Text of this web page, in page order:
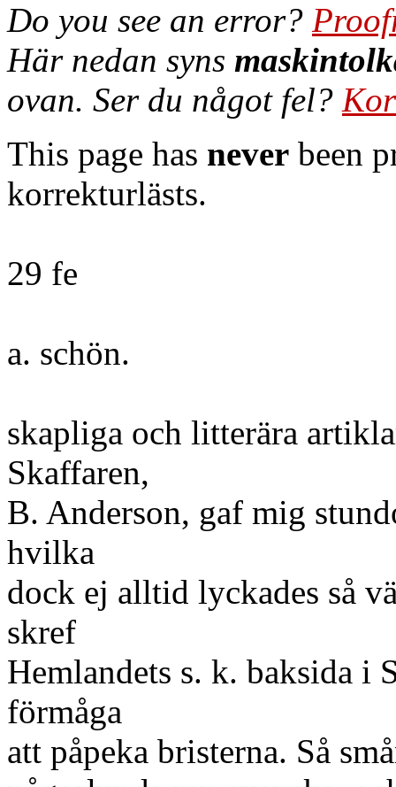
Do you see an error?
Här nedan syns
ovan. Ser du något fel?
This page has never been
korrekturlästs.
29 fe
a. schön.
skapliga och litterära
Skaffaren,
B. Anderson, gaf mig
hvilka
dock ej alltid lyckades så
skref
Hemlandets s. k. baksida i
förmåga
att påpeka bristerna. Så